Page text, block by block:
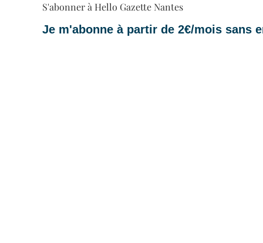
S'abonner à Hello Gazette Nantes
Je m'abonne à partir de 2€/mois sans